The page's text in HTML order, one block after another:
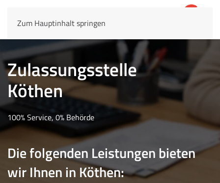
Zum Hauptinhalt springen
Zulassungsstelle
Köthen
100% Service, 0% Behörde
Die folgenden Leistungen bieten
wir Ihnen in Köthen: